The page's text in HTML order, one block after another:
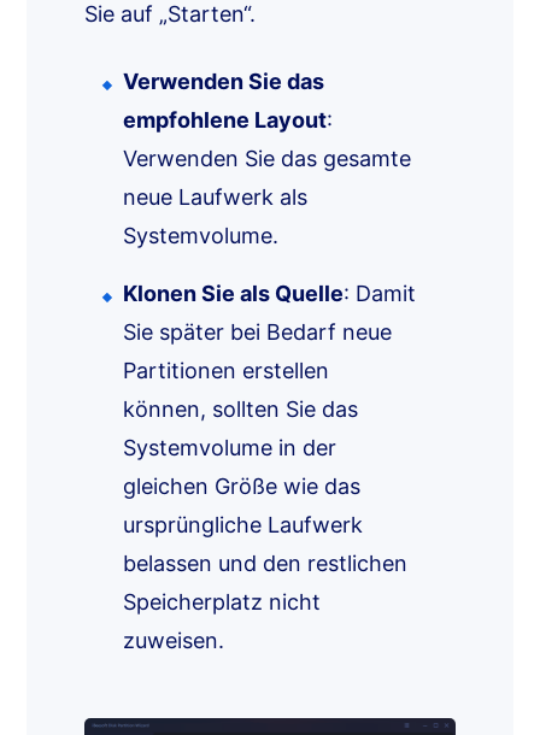
Sie auf „Starten“.
Verwenden Sie das
empfohlene Layout:
Verwenden Sie das gesamte
neue Laufwerk als
Systemvolume.
Klonen Sie als Quelle: Damit
Sie später bei Bedarf neue
Partitionen erstellen
können, sollten Sie das
Systemvolume in der
gleichen Größe wie das
ursprüngliche Laufwerk
belassen und den restlichen
Speicherplatz nicht
zuweisen.